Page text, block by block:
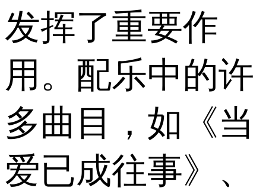
发挥了重要作
用。配乐中的许
多曲目，如《当
爱已成往事》、